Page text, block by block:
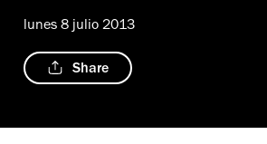
lunes 8 julio 2013
Share